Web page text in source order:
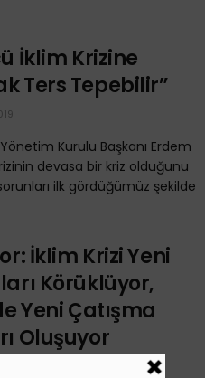
İklim Krizine
Ters Tepebilir”
Kurulu Başkanı Erdem
devasa bir kriz olduğunu
ilk gördüğümüz şekilde
İklim Krizi Yeni
Körüklüyor,
Yeni Çatışma
Oluşuyor